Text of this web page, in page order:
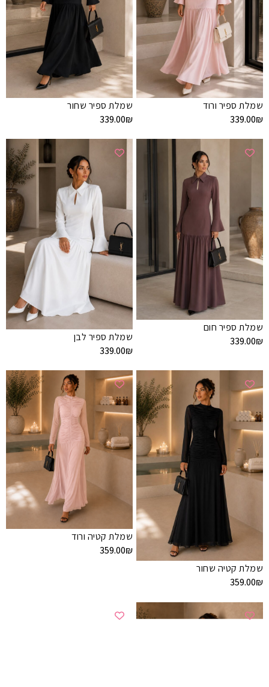
שמלת ספיר ורוד
339.00₪
שמלת ספיר שחור
339.00₪
שמלת ספיר חום
339.00₪
שמלת ספיר לבן
339.00₪
שמלת קטיה שחור
359.00₪
שמלת קטיה ורוד
359.00₪